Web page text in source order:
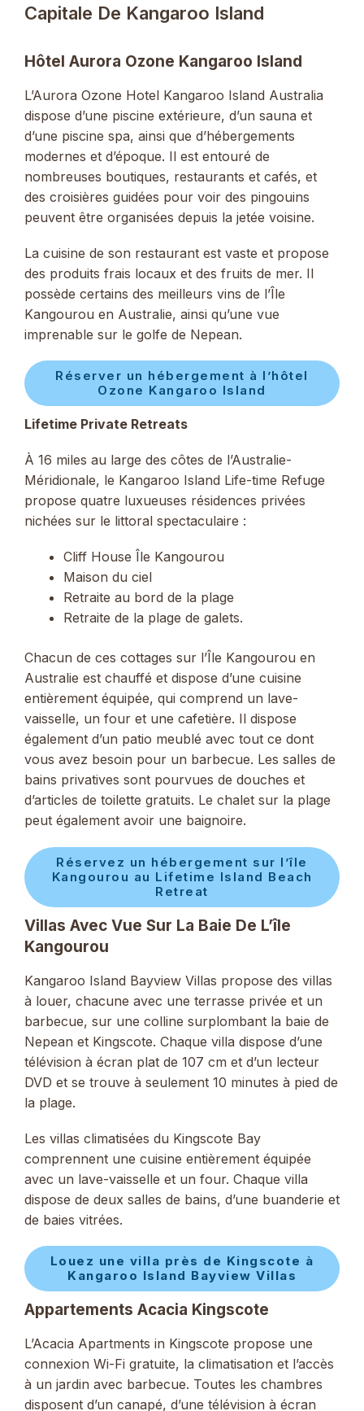
Capitale De Kangaroo Island
Hôtel Aurora Ozone Kangaroo Island
L’Aurora Ozone Hotel Kangaroo Island Australia
dispose d’une piscine extérieure, d’un sauna et
d’une piscine spa, ainsi que d’hébergements
modernes et d’époque. Il est entouré de
nombreuses boutiques, restaurants et cafés, et
des croisières guidées pour voir des pingouins
peuvent être organisées depuis la jetée voisine.
La cuisine de son restaurant est vaste et propose
des produits frais locaux et des fruits de mer. Il
possède certains des meilleurs vins de l’Île
Kangourou en Australie, ainsi qu’une vue
imprenable sur le golfe de Nepean.
Réserver un hébergement à l’hôtel
Ozone Kangaroo Island
Lifetime Private Retreats
À 16 miles au large des côtes de l’Australie-
Méridionale, le Kangaroo Island Life-time Refuge
propose quatre luxueuses résidences privées
nichées sur le littoral spectaculaire :
Cliff House Île Kangourou
Maison du ciel
Retraite au bord de la plage
Retraite de la plage de galets.
Chacun de ces cottages sur l’Île Kangourou en
Australie est chauffé et dispose d’une cuisine
entièrement équipée, qui comprend un lave-
vaisselle, un four et une cafetière. Il dispose
également d’un patio meublé avec tout ce dont
vous avez besoin pour un barbecue. Les salles de
bains privatives sont pourvues de douches et
d’articles de toilette gratuits. Le chalet sur la plage
peut également avoir une baignoire.
Réservez un hébergement sur l’île
Kangourou au Lifetime Island Beach
Retreat
Villas Avec Vue Sur La Baie De L’île
Kangourou
Kangaroo Island Bayview Villas propose des villas
à louer, chacune avec une terrasse privée et un
barbecue, sur une colline surplombant la baie de
Nepean et Kingscote. Chaque villa dispose d’une
télévision à écran plat de 107 cm et d’un lecteur
DVD et se trouve à seulement 10 minutes à pied de
la plage.
Les villas climatisées du Kingscote Bay
comprennent une cuisine entièrement équipée
avec un lave-vaisselle et un four. Chaque villa
dispose de deux salles de bains, d’une buanderie et
de baies vitrées.
Louez une villa près de Kingscote à
Kangaroo Island Bayview Villas
Appartements Acacia Kingscote
L’Acacia Apartments in Kingscote propose une
connexion Wi-Fi gratuite, la climatisation et l’accès
à un jardin avec barbecue. Toutes les chambres
disposent d’un canapé, d’une télévision à écran